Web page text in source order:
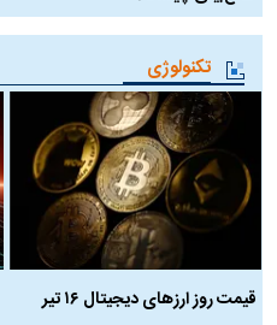
تکنولوژی
قیمت روز ارز‌های دیجیتال ۱۶ تیر